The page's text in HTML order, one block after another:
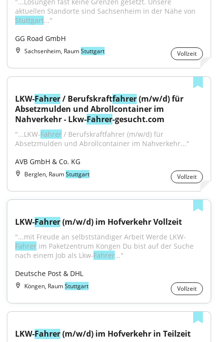
Stuttgart..."
GG Road GmbH
Sachsenheim, RaumStuttgart Vollzeit
LKW-Fahrer / Berufskraftfahrer (m/w/d) für
Absetzmulden und Abrollcontainer im
Nahverkehr - Lkw-Fahrer-gesucht.com
"...LKW-Fahrer / Berufskraftfahrer (m/w/d) für
Absetzmulden und Abrollcontainer im Nahverkehr..."
AVB GmbH & Co. KG
Berglen, RaumStuttgart Vollzeit
LKW-Fahrer (m/w/d) im Hofverkehr Vollzeit
"...mit Freude an selbstständiger Arbeit Werde LKW-
Fahrer im Paketzentrum Köngen Du bist auf der Suche
nach einem Job als Lkw-Fahrer..."
Deutsche Post & DHL
Köngen, RaumStuttgart Vollzeit
LKW-Fahrer (m/w/d) im Hofverkehr in Teilzeit